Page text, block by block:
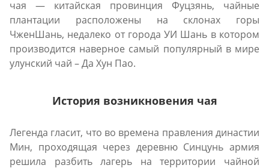
чая — китайская провинция Фуцзянь, чайные
плантации расположены на склонах горы
ЧженШань, недалеко от города УИ Шань в котором
производится наверное самый популярный в мире
улунский чай – Да Хун Пао.
История возникновения чая
Легенда гласит, что во времена правления династии
Мин, проходящая через деревню Синцунь армия
решила разбить лагерь на территории чайной